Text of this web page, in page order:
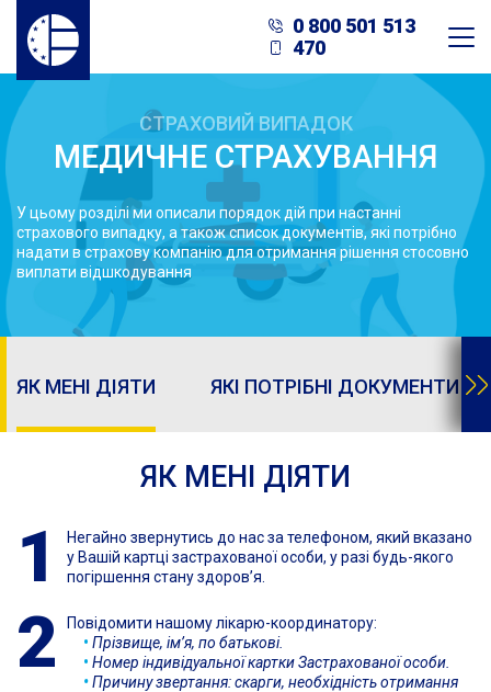
0 800 501 513
470
СТРАХОВИЙ ВИПАДОК
МЕДИЧНЕ СТРАХУВАННЯ
У цьому розділі ми описали порядок дій при настанні
страхового випадку, а також список документів, які потрібно
надати в страхову компанію для отримання рішення стосовно
виплати відшкодування
ЯК МЕНІ ДІЯТИ ЯКІ ПОТРІБНІ ДОКУМЕНТИ
ЯК МЕНІ ДІЯТИ
Негайно звернутись до нас за телефоном, який вказано
у Вашій картці застрахованої особи, у разі будь-якого
погіршення стану здоров’я.
Повідомити нашому лікарю-координатору:
• Прізвище, ім’я, по батькові.
• Номер індивідуальної картки Застрахованої особи.
•Причину звертання: скарги, необхідність отримання